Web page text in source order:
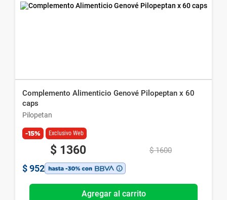
Complemento Alimenticio Genové Pilopeptan x 60
caps
Pilopetan
-15% Exclusivo Web
$ 1360 $ 1600
$ 952
Agregar al carrito